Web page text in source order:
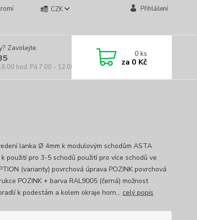
CZK Přihlášení
Zavolejte.
hod. Pá 7.00 - 12.00 hod.
0ks
za 0 Kč
lanka Ø 4mm k modulovým schodům ASTA
použití pro 3-5 schodů použití pro více schodů ve
(varianty) povrchová úprava POZINK povrchová
POZINK + barva RAL9005 (černá) možnost
k podestám a kolem okraje horn... celý popis